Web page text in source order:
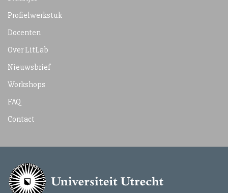
Profielwerkstuk
Docenten
Over LitLab
Nieuwsbrief
Workshops
FAQ
Contact